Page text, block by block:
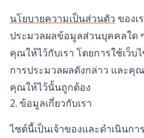
นโยบายความเป็นส่วนตัว ของเ
ประมวลผลข้อมูลส่วนบุคคลใด
คุณให้ไว้กับเรา โดยการใช้เว็
การประมวลผลดังกล่าว และ
คุณให้ไว้นั้นถูกต้อง
2. ข้อมูลเกี่ยวกับเรา
ไซต์นี้เป็นเจ้าของและดำเนินกา